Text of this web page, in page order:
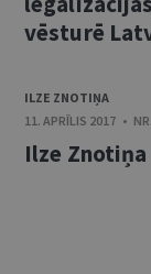
vēsturē
ILZE ZNOTIŅA
11. APRĪLIS 2017 •
Ilze Znotiņa